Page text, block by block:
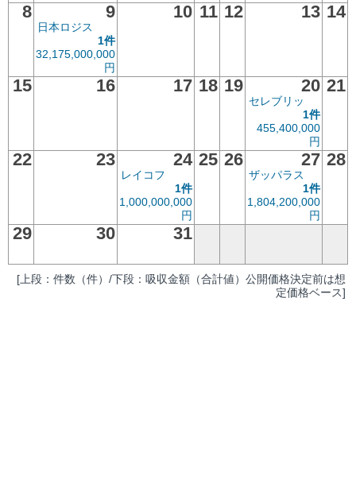
8
9
日本ロジス
1件
32,175,000,000
円
10 11 12 13 14
15 16 17 18 19 20
セレブリッ
1件
455,400,000
円
21
22 23 24
レイコフ
1件
1,000,000,000
円
25 26 27
ザッパラス
1件
1,804,200,000
円
28
29 30 31
[上段：件数（件）/下段：吸収金額（合計値）公開価格決定前は想
定価格ベース]